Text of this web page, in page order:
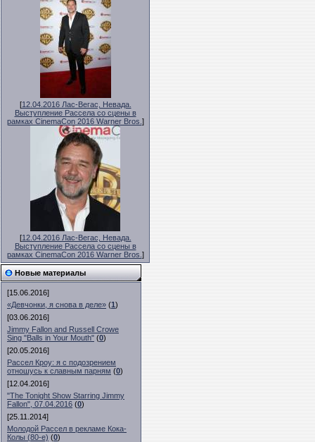
[12.04.2016 Лас-Вегас, Невада.
Выступление Рассела со сцены в
рамках CinemaCon 2016 Warner Bros. ]
[12.04.2016 Лас-Вегас, Невада.
Выступление Рассела со сцены в
рамках CinemaCon 2016 Warner Bros. ]
Новые материалы
[15.06.2016]
«Девчонки, я снова в деле» (1)
[03.06.2016]
Jimmy Fallon and Russell Crowe
Sing "Balls in Your Mouth" (0)
[20.05.2016]
Рассел Кроу: я с подозрением
отношусь к славным парням (0)
[12.04.2016]
"The Tonight Show Starring Jimmy
Fallon", 07.04.2016 (0)
[25.11.2014]
Молодой Рассел в рекламе Кока-
Колы (80-е) (0)